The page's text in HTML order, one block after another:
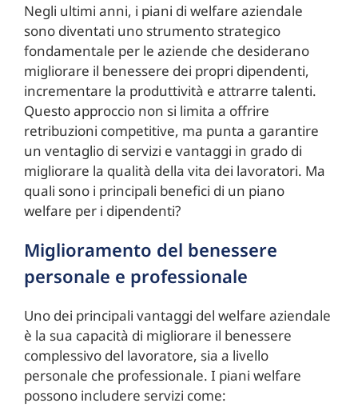
Negli ultimi anni, i piani di welfare aziendale
sono diventati uno strumento strategico
fondamentale per le aziende che desiderano
migliorare il benessere dei propri dipendenti,
incrementare la produttività e attrarre talenti.
Questo approccio non si limita a offrire
retribuzioni competitive, ma punta a garantire
un ventaglio di servizi e vantaggi in grado di
migliorare la qualità della vita dei lavoratori. Ma
quali sono i principali benefici di un piano
welfare per i dipendenti?
Miglioramento del benessere
personale e professionale
Uno dei principali vantaggi del welfare aziendale
è la sua capacità di migliorare il benessere
complessivo del lavoratore, sia a livello
personale che professionale. I piani welfare
possono includere servizi come: